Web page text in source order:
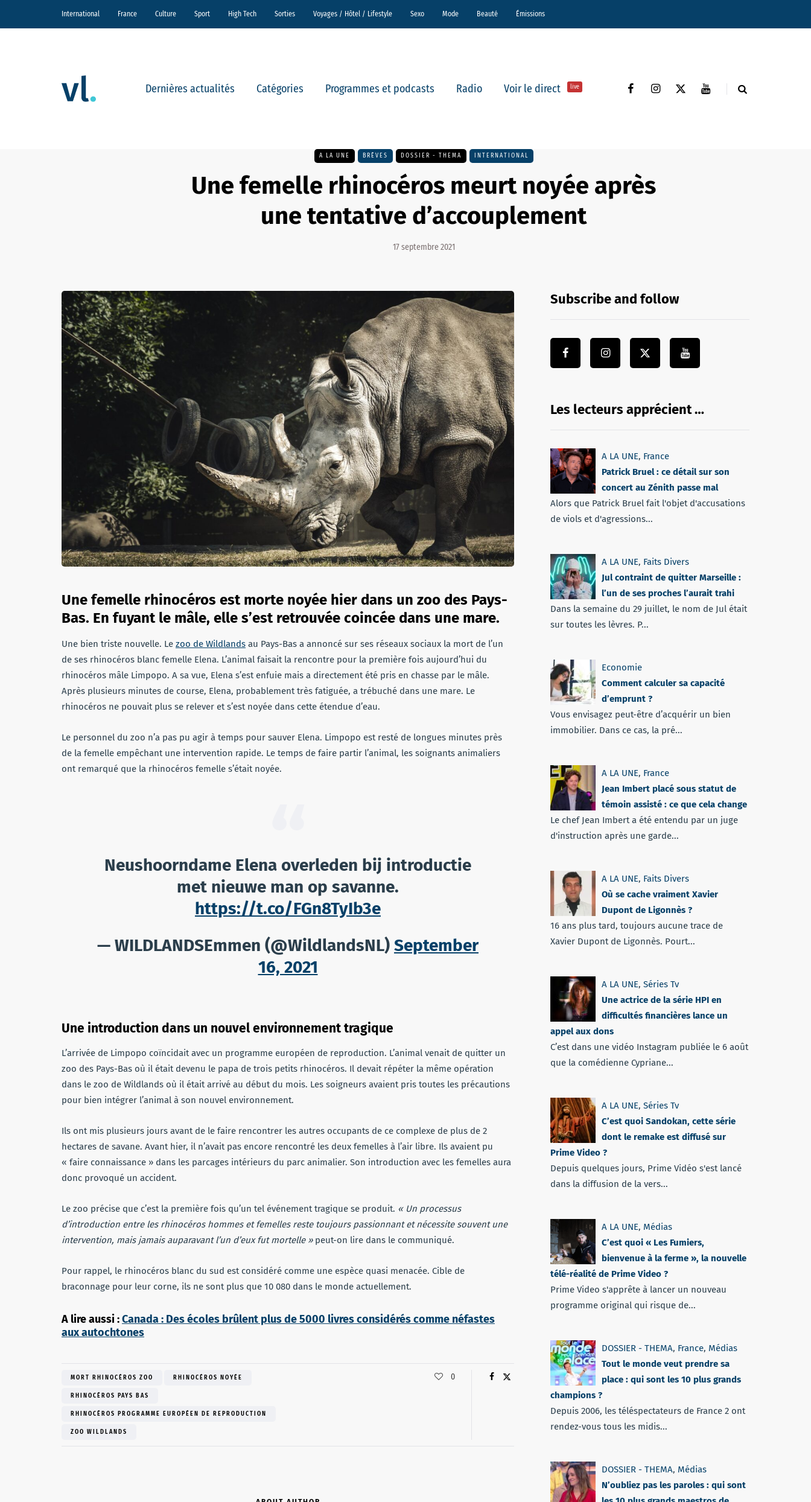
International France Culture Sport High Tech Sorties Voyages / Hôtel / Lifestyle Sexo Mode Beauté Émissions
Dernières actualités Catégories Programmes et podcasts Radio Voir le direct live
A LA UNE BRÈVES DOSSIER - THEMA INTERNATIONAL
Une femelle rhinocéros meurt noyée après
une tentative d’accouplement
17 septembre 2021
Une femelle rhinocéros est morte noyée hier dans un zoo des Pays-
Bas. En fuyant le mâle, elle s’est retrouvée coincée dans une mare.
Une bien triste nouvelle. Le zoo de Wildlands au Pays-Bas a annoncé sur ses réseaux sociaux la mort de l’un
de ses rhinocéros blanc femelle Elena. L’animal faisait la rencontre pour la première fois aujourd’hui du
rhinocéros mâle Limpopo. A sa vue, Elena s’est enfuie mais a directement été pris en chasse par le mâle.
Après plusieurs minutes de course, Elena, probablement très fatiguée, a trébuché dans une mare. Le
rhinocéros ne pouvait plus se relever et s’est noyée dans cette étendue d’eau.
Le personnel du zoo n’a pas pu agir à temps pour sauver Elena. Limpopo est resté de longues minutes près
de la femelle empêchant une intervention rapide. Le temps de faire partir l’animal, les soignants animaliers
ont remarqué que la rhinocéros femelle s’était noyée.
Neushoorndame Elena overleden bij introductie
met nieuwe man op savanne.
https://t.co/FGn8TyIb3e
— WILDLANDSEmmen (@WildlandsNL) September
16, 2021
Une introduction dans un nouvel environnement tragique
L’arrivée de Limpopo coïncidait avec un programme européen de reproduction. L’animal venait de quitter un
zoo des Pays-Bas où il était devenu le papa de trois petits rhinocéros. Il devait répéter la même opération
dans le zoo de Wildlands où il était arrivé au début du mois. Les soigneurs avaient pris toutes les précautions
pour bien intégrer l’animal à son nouvel environnement.
Ils ont mis plusieurs jours avant de le faire rencontrer les autres occupants de ce complexe de plus de 2
hectares de savane. Avant hier, il n’avait pas encore rencontré les deux femelles à l’air libre. Ils avaient pu
« faire connaissance » dans les parcages intérieurs du parc animalier. Son introduction avec les femelles aura
donc provoqué un accident.
Le zoo précise que c’est la première fois qu’un tel événement tragique se produit. « Un processus
d’introduction entre les rhinocéros hommes et femelles reste toujours passionnant et nécessite souvent une
intervention, mais jamais auparavant l’un d’eux fut mortelle »peut-on lire dans le communiqué.
Pour rappel, le rhinocéros blanc du sud est considéré comme une espèce quasi menacée. Cible de
braconnage pour leur corne, ils ne sont plus que 10 080 dans le monde actuellement.
A lire aussi :Canada : Des écoles brûlent plus de 5000 livres considérés comme néfastes
aux autochtones
MORT RHINOCÉROS ZOO RHINOCÉROS NOYÉE
RHINOCÉROS PAYS BAS
RHINOCÉROS PROGRAMME EUROPÉEN DE REPRODUCTION
ZOO WILDLANDS
0
Subscribe and follow
Les lecteurs apprécient …
A LA UNE, France
Patrick Bruel : ce détail sur son
concert au Zénith passe mal
Alors que Patrick Bruel fait l'objet d'accusations
de viols et d'agressions...
A LA UNE, Faits Divers
Jul contraint de quitter Marseille :
l’un de ses proches l’aurait trahi
Dans la semaine du 29 juillet, le nom de Jul était
sur toutes les lèvres. P...
Economie
Comment calculer sa capacité
d’emprunt ?
Vous envisagez peut-être d’acquérir un bien
immobilier. Dans ce cas, la pré...
A LA UNE, France
Jean Imbert placé sous statut de
témoin assisté : ce que cela change
Le chef Jean Imbert a été entendu par un juge
d'instruction après une garde...
A LA UNE, Faits Divers
Où se cache vraiment Xavier
Dupont de Ligonnès ?
16 ans plus tard, toujours aucune trace de
Xavier Dupont de Ligonnès. Pourt...
A LA UNE, Séries Tv
Une actrice de la série HPI en
difficultés financières lance un
appel aux dons
C’est dans une vidéo Instagram publiée le 6 août
que la comédienne Cypriane...
A LA UNE, Séries Tv
C’est quoi Sandokan, cette série
dont le remake est diffusé sur
Prime Video ?
Depuis quelques jours, Prime Vidéo s'est lancé
dans la diffusion de la vers...
A LA UNE, Médias
C’est quoi « Les Fumiers,
bienvenue à la ferme », la nouvelle
télé-réalité de Prime Video ?
Prime Video s'apprête à lancer un nouveau
programme original qui risque de...
DOSSIER - THEMA, France, Médias
Tout le monde veut prendre sa
place : qui sont les 10 plus grands
champions ?
Depuis 2006, les téléspectateurs de France 2 ont
rendez-vous tous les midis...
DOSSIER - THEMA, Médias
N’oubliez pas les paroles : qui sont